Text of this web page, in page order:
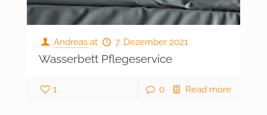
Andreas at 7. Dezember 2021
Wasserbett Pflegeservice
1 0 Read more